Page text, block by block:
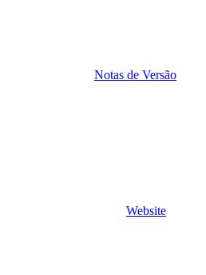
Notas de Versão
Website